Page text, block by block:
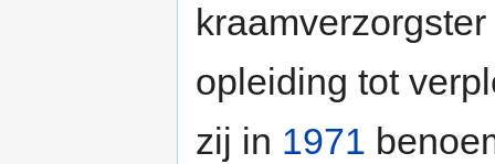
opleiding tot
zij in 1971